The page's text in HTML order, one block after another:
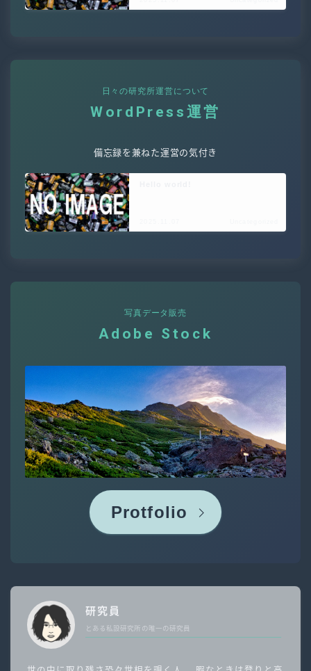
日々の研究所運営について
WordPress運営
備忘録を兼ねた運営の気付き
写真データ販売
Adobe Stock
Protfolio
研究員
とある私設研究所の唯一の研究員